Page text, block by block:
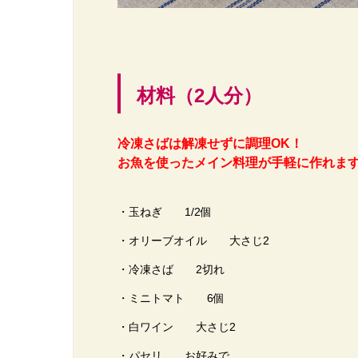
材料（2人分）
冷凍さばは解凍せずに調理OK！
お魚を使ったメイン料理が手軽に作れま
・玉ねぎ 1/2個
・オリーブオイル 大さじ2
・冷凍さば 2切れ
・ミニトマト 6個
・白ワイン 大さじ2